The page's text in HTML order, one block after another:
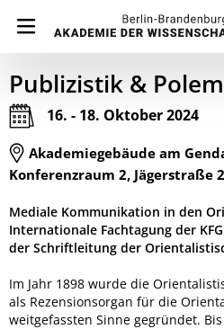
Publizistik &
16. - 18. Oktober 2024
Akademiegebäude am
Konferenzraum 2, Jägerstraße
Mediale Kommunikation in den
Internationale Fachtagung der
der Schriftleitung der
Im Jahr 1898 wurde die
als Rezensionsorgan für die
weitgefassten Sinne gegründet.